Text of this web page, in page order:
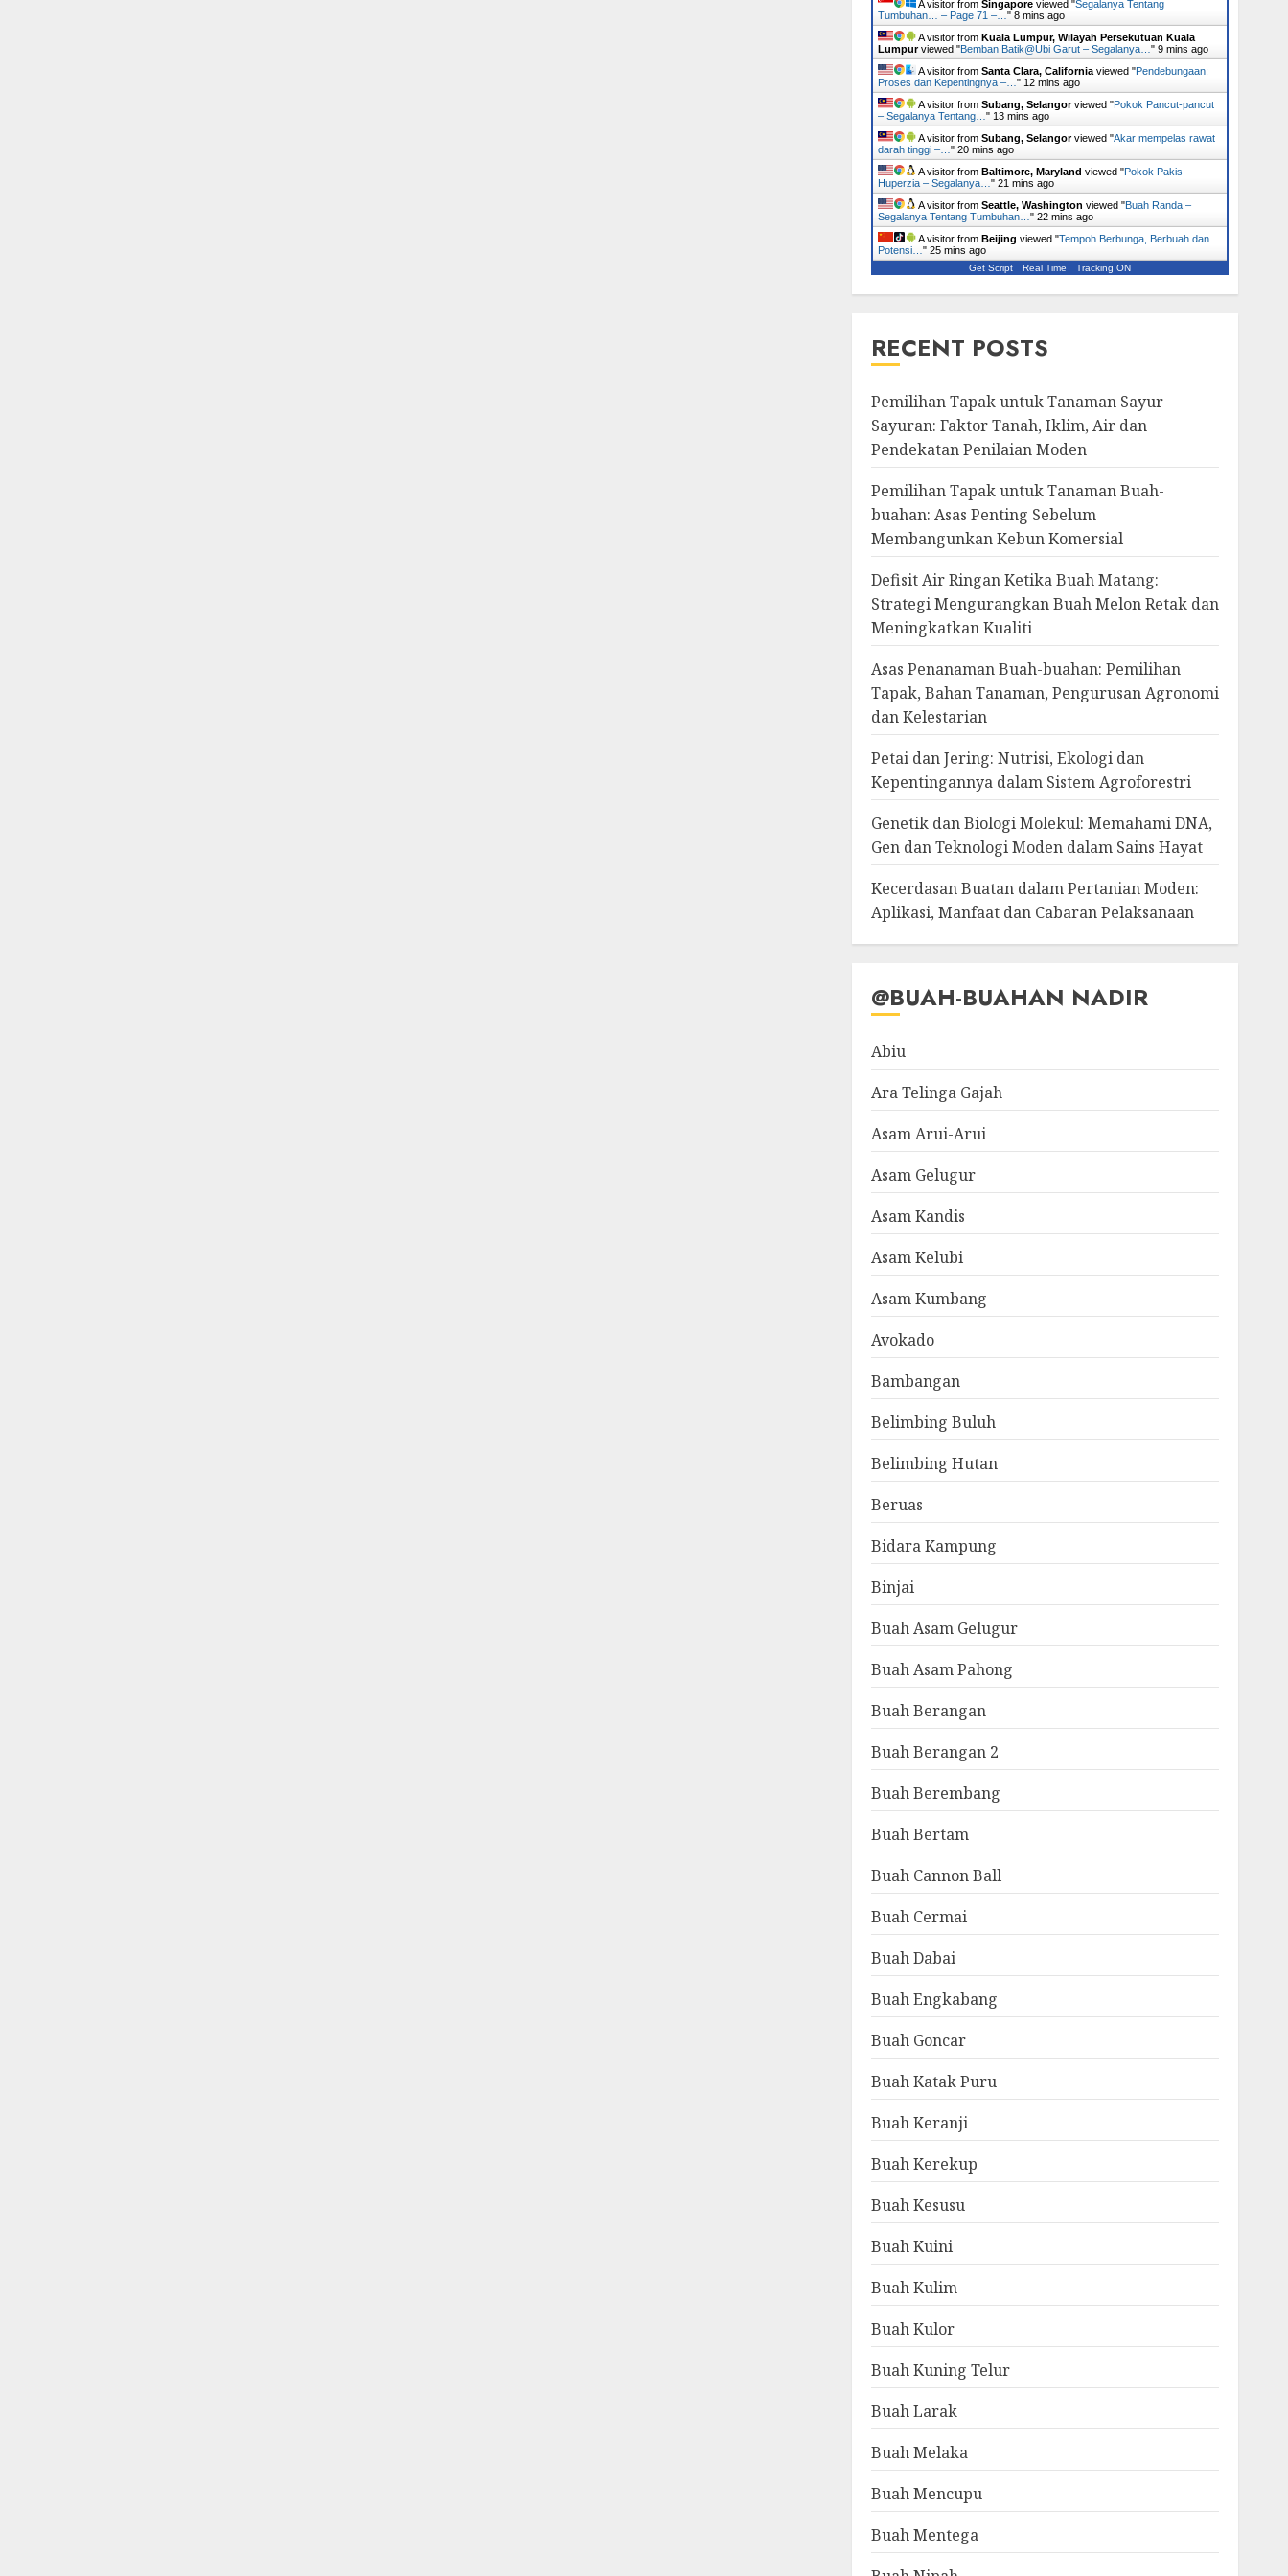
A visitor from Singaporeviewed "Segalanya Tentang
Tumbuhan… – Page 71 –… " 8 mins ago
A visitor from Kuala Lumpur, Wilayah Persekutuan Kuala
Lumpurviewed "Bemban Batik@Ubi Garut – Segalanya… " 9 mins ago
A visitor from Santa Clara, Californiaviewed "Pendebungaan:
Proses dan Kepentingnya –… " 12 mins ago
A visitor from Subang, Selangorviewed "Pokok Pancut-pancut
– Segalanya Tentang… " 13 mins ago
A visitor from Subang, Selangorviewed "Akar mempelas rawat
darah tinggi –… " 20 mins ago
A visitor from Baltimore, Maryland viewed "Pokok Pakis
Huperzia – Segalanya… " 21 mins ago
A visitor from Seattle, Washington viewed "Buah Randa –
Segalanya Tentang Tumbuhan… " 22 mins ago
A visitor from Beijing viewed "Tempoh Berbunga, Berbuah dan
Potensi… " 25 mins ago
Get Script Real Time Tracking ON
RECENT POSTS
Pemilihan Tapak untuk Tanaman Sayur-
Sayuran: Faktor Tanah, Iklim, Air dan
Pendekatan Penilaian Moden
Pemilihan Tapak untuk Tanaman Buah-
buahan: Asas Penting Sebelum
Membangunkan Kebun Komersial
Defisit Air Ringan Ketika Buah Matang:
Strategi Mengurangkan Buah Melon Retak dan
Meningkatkan Kualiti
Asas Penanaman Buah-buahan: Pemilihan
Tapak, Bahan Tanaman, Pengurusan Agronomi
dan Kelestarian
Petai dan Jering: Nutrisi, Ekologi dan
Kepentingannya dalam Sistem Agroforestri
Genetik dan Biologi Molekul: Memahami DNA,
Gen dan Teknologi Moden dalam Sains Hayat
Kecerdasan Buatan dalam Pertanian Moden:
Aplikasi, Manfaat dan Cabaran Pelaksanaan
@BUAH-BUAHAN NADIR
Abiu
Ara Telinga Gajah
Asam Arui-Arui
Asam Gelugur
Asam Kandis
Asam Kelubi
Asam Kumbang
Avokado
Bambangan
Belimbing Buluh
Belimbing Hutan
Beruas
Bidara Kampung
Binjai
Buah Asam Gelugur
Buah Asam Pahong
Buah Berangan
Buah Berangan 2
Buah Berembang
Buah Bertam
Buah Cannon Ball
Buah Cermai
Buah Dabai
Buah Engkabang
Buah Goncar
Buah Katak Puru
Buah Keranji
Buah Kerekup
Buah Kesusu
Buah Kuini
Buah Kulim
Buah Kulor
Buah Kuning Telur
Buah Larak
Buah Melaka
Buah Mencupu
Buah Mentega